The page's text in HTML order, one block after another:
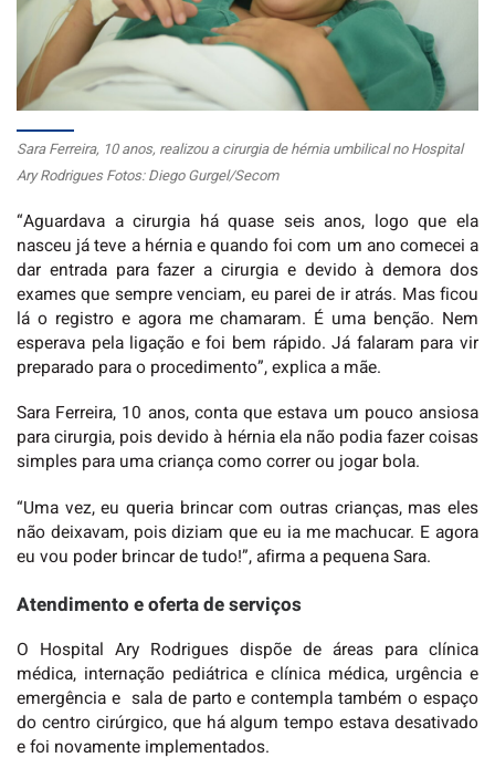
Sara Ferreira, 10 anos, realizou a cirurgia de hérnia umbilical no Hospital
Ary Rodrigues Fotos: Diego Gurgel/Secom
“Aguardava a cirurgia há quase seis anos, logo que ela
nasceu já teve a hérnia e quando foi com um ano comecei a
dar entrada para fazer a cirurgia e devido à demora dos
exames que sempre venciam, eu parei de ir atrás. Mas ficou
lá o registro e agora me chamaram. É uma benção. Nem
esperava pela ligação e foi bem rápido. Já falaram para vir
preparado para o procedimento”, explica a mãe.
Sara Ferreira, 10 anos, conta que estava um pouco ansiosa
para cirurgia, pois devido à hérnia ela não podia fazer coisas
simples para uma criança como correr ou jogar bola.
“Uma vez, eu queria brincar com outras crianças, mas eles
não deixavam, pois diziam que eu ia me machucar. E agora
eu vou poder brincar de tudo!”, afirma a pequena Sara.
Atendimento e oferta de serviços
O Hospital Ary Rodrigues dispõe de áreas para clínica
médica, internação pediátrica e clínica médica, urgência e
emergência e sala de parto e contempla também o espaço
do centro cirúrgico, que há algum tempo estava desativado
e foi novamente implementados.